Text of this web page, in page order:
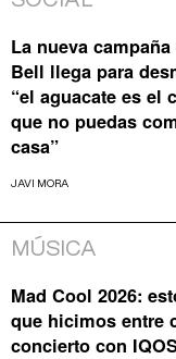
La nueva campaña
Bell llega para
“el aguacate es el
que no puedas
casa”
JAVI MORA
MÚSICA
Mad Cool 2026:
que hicimos entre
concierto con